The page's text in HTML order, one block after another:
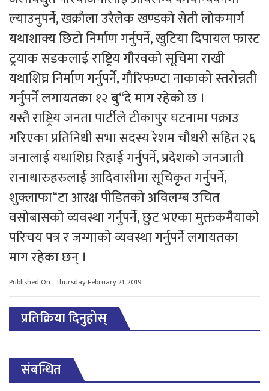
ल्याउनुपर्ने, खक्रौला उरैलेक खण्डको सेती लोकमार्ग
यथाशाक्य छिटो निर्माण गर्नुपर्ने, खुटिया दिपायल फास्ट
ट्रयाक सडकलाई राष्ट्रिय गौरवको सूचिमा राखी
यथाशिघ्र निर्माण गर्नुपर्ने, गौरिफण्टा नाकाको स्तरोन्नती
गर्नुपर्ने लगायतका १२ बु“दे माग रहेको छ ।
यस्तै राष्ट्रिय जनता पार्टीले टीकापुर घटनामा पक्राउ
गरिएका प्रतिनिधी सभा सदस्य रेशम चौधरी सहित २६
जनालाई यथाशिघ्र रिहाई गर्नुपर्ने, प्रदेशको जनजाती
रानाथारुहरुलाई आदिवासीमा सूचिकृत गर्नुपर्ने,
शुक्लाफा“टा आरक्ष पीडितको अविलम्ब उचित
वसोबासको व्यवस्था गर्नुपर्ने, छुट भएका मुक्तकमैयाको
परिचय पत्र र जग्गाको व्यवस्था गर्नुपर्ने लगायतका
माग रहेका छन् ।
Published On : Thursday February 21, 2019
प्रतिक्रिया दिनुहोस्
संबन्धित